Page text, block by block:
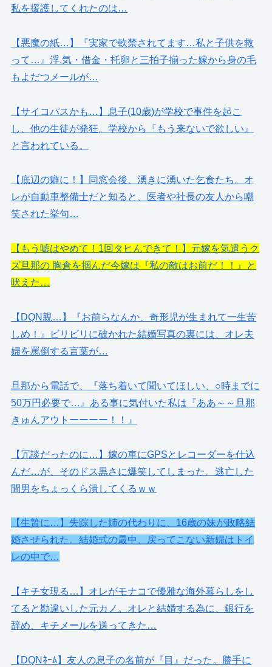
私を援護してくれたのは…
【悪魔の紙…】『実家で軟禁されてます…私と子供を救
って…』浮.気・借金・托卵と三拍子揃った嫁から身の毛
もよだつメールが…
【サイコパスかも…】息子(10歳)が学校で事件を起こ
し、他の生徒が発狂。学校から『もう来ないで欲しい』
と言われている。
【底辺の癖に！】同窓会後、湧きに湧いた乞食たち。オ
レが自動車整備士だと知ると、医者や社長の友人から嘲
笑された挙句…
【もう嘘はやめて！1回タヒんできて！】元嫁を気遣うク
ズ旦那の 胸倉を掴んだ今嫁は『私の敵はお前だ！！』と
吠えた…
【DQN親…】『お前らなんか、奇形児が生まれて一生苦
しめ！』ビリビリに破かれた結婚写真の裏には、オレ夫
婦を罵倒する言葉が…
旦那から電話で、『落ち着いて聞いてほしい、○時までに
50万円必要で…』ある事に気付いた私は『ああ～～旦那
きゅんアウトーーーー！！』
【冗談だったのに…】嫁の車にGPSとレコーダーを仕込
んだ…が、そのドス黒さに爆笑してしまった。逃亡した
間男をちょっくら潰してくるｗｗ
【生贄に…】失踪した姉の代わりに、16歳の妹が政略結
婚させられた。結婚式の最中、戻ってこない新婦はトイ
レの中で…
【キチ女現る…】オレがモナコで優雅な海外暮らしをし
てると勘違いした元カノ。オレと結婚する為に、銀行を
辞め、キチメールを送ってきた…
【DQNﾈｰﾑ】友人の息子の名前が『目』だった。勝手に